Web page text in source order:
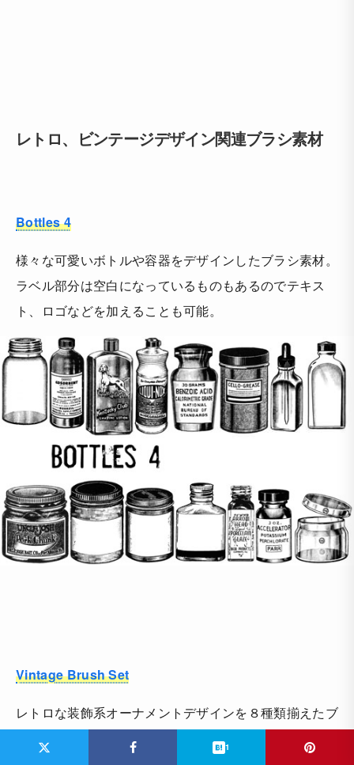
レトロ、ビンテージデザイン関連ブラシ素材
Bottles 4
様々な可愛いボトルや容器をデザインしたブラシ素材。
ラベル部分は空白になっているものもあるのでテキス
ト、ロゴなどを加えることも可能。
Vintage Brush Set
レトロな装飾系オーナメントデザインを８種類揃えたブ
ラシ素材セットで、デザインのアクセントにいかがでし
1